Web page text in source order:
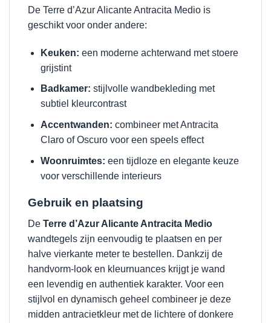
De Terre d’Azur Alicante Antracita Medio is
geschikt voor onder andere:
Keuken: een moderne achterwand met stoere
grijstint
Badkamer: stijlvolle wandbekleding met
subtiel kleurcontrast
Accentwanden: combineer met Antracita
Claro of Oscuro voor een speels effect
Woonruimtes: een tijdloze en elegante keuze
voor verschillende interieurs
Gebruik en plaatsing
De Terre d’Azur Alicante Antracita Medio
wandtegels zijn eenvoudig te plaatsen en per
halve vierkante meter te bestellen. Dankzij de
handvorm-look en kleurnuances krijgt je wand
een levendig en authentiek karakter. Voor een
stijlvol en dynamisch geheel combineer je deze
midden antracietkleur met de lichtere of donkere